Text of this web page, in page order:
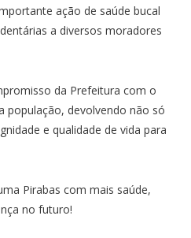
ação de saúde bucal
a diversos moradores
da Prefeitura com o
população, devolvendo não só
e qualidade de vida para
Pirabas com mais saúde,
no futuro!